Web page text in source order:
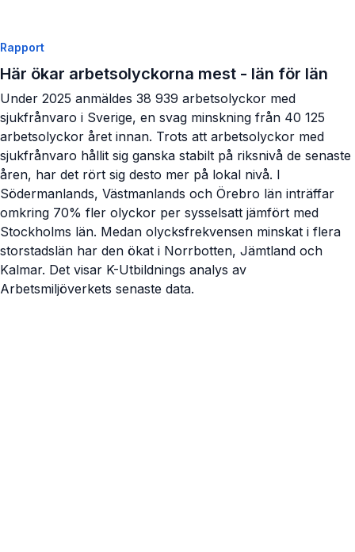
Rapport
Här ökar arbetsolyckorna mest - län för län
Under 2025 anmäldes 38 939 arbetsolyckor med
sjukfrånvaro i Sverige, en svag minskning från 40 125
arbetsolyckor året innan. Trots att arbetsolyckor med
sjukfrånvaro hållit sig ganska stabilt på riksnivå de senaste
åren, har det rört sig desto mer på lokal nivå. I
Södermanlands, Västmanlands och Örebro län inträffar
omkring 70% fler olyckor per sysselsatt jämfört med
Stockholms län. Medan olycksfrekvensen minskat i flera
storstadslän har den ökat i Norrbotten, Jämtland och
Kalmar. Det visar K-Utbildnings analys av
Arbetsmiljöverkets senaste data.